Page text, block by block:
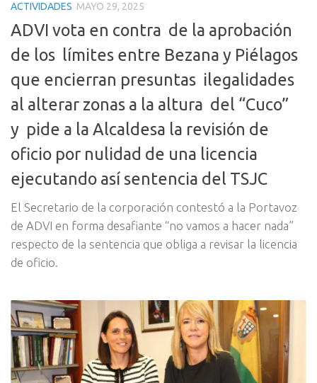
ACTIVIDADES MAYO 29, 2025
ADVI vota en contra de la aprobación
de los límites entre Bezana y Piélagos
que encierran presuntas ilegalidades
al alterar zonas a la altura del “Cuco”
y pide a la Alcaldesa la revisión de
oficio por nulidad de una licencia
ejecutando así sentencia del TSJC
El Secretario de la corporación contestó a la Portavoz
de ADVI en forma desafiante “no vamos a hacer nada”
respecto de la sentencia que obliga a revisar la licencia
de oficio.